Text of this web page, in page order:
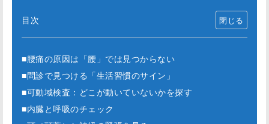
目次
■腰痛の原因は「腰」では見つからない
■問診で見つける「生活習慣のサイン」
■可動域検査：どこが動いていないかを探す
■内臓と呼吸のチェック